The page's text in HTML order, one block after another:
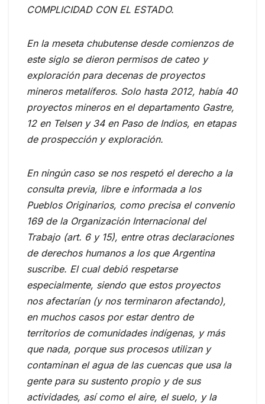
COMPLICIDAD CON EL ESTADO.
En la meseta chubutense desde comienzos de
este siglo se dieron permisos de cateo y
exploración para decenas de proyectos
mineros metalíferos. Solo hasta 2012, había 40
proyectos mineros en el departamento Gastre,
12 en Telsen y 34 en Paso de Indios, en etapas
de prospección y exploración.
En ningún caso se nos respetó el derecho a la
consulta previa, libre e informada a los
Pueblos Originarios, como precisa el convenio
169 de la Organización Internacional del
Trabajo (art. 6 y 15), entre otras declaraciones
de derechos humanos a los que Argentina
suscribe. El cual debió respetarse
especialmente, siendo que estos proyectos
nos afectarían (y nos terminaron afectando),
en muchos casos por estar dentro de
territorios de comunidades indígenas, y más
que nada, porque sus procesos utilizan y
contaminan el agua de las cuencas que usa la
gente para su sustento propio y de sus
actividades, así como el aire, el suelo, y la